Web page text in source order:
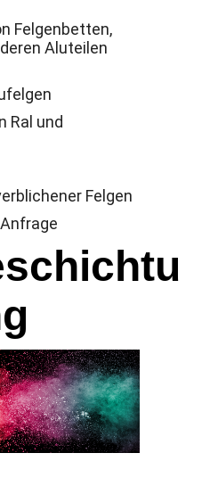
Felgenbetten,
Aluteilen
Ral und
Felgen